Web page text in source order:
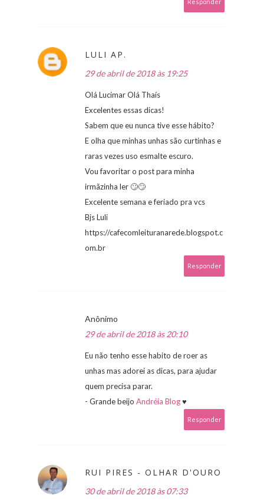
LULI AP.
29 de abril de 2018 às 19:25
Olá Lucimar Olá Thaís
Excelentes essas dicas!
Sabem que eu nunca tive esse hábito?
E olha que minhas unhas são curtinhas e
raras vezes uso esmalte escuro.
Vou favoritar o post para minha
irmãzinha ler 🙄🙄
Excelente semana e feriado pra vcs
Bjs Luli
https://cafecomleituranarede.blogspot.c
om.br
Responder
Anônimo
29 de abril de 2018 às 20:10
Eu não tenho esse habito de roer as
unhas mas adorei as dicas, para ajudar
quem precisa parar.
- Grande beijo Andréia Blog♥
Responder
RUI PIRES - OLHAR D'OURO
30 de abril de 2018 às 07:33